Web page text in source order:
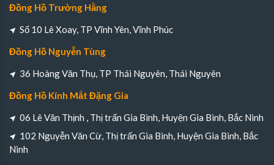
Đồng Hồ Trường Hằng
Số 10 Lê Xoay, TP Vĩnh Yên, Vĩnh Phúc
Đồng Hồ Nguyễn Tùng
36 Hoàng Văn Thụ, TP Thái Nguyên, Thái Nguyên
Đồng Hồ Kính Mắt Đặng Gia
06 Lê Văn Thịnh , Thị trấn Gia Bình, Huyện Gia Bình, Bắc Ninh
102 Nguyễn Văn Cừ, Thị trấn Gia Bình, Huyện Gia Bình, Bắc
Ninh